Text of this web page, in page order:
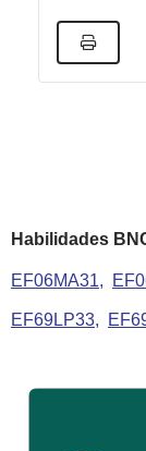
Habilidades
EF06MA31
EF69LP33